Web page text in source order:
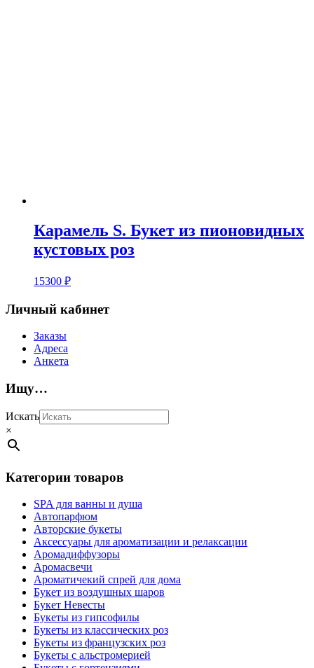
Карамель S. Букет из пионовидных
кустовых роз
15300 ₽
Личный кабинет
Заказы
Адреса
Анкета
Ищу…
Искать
×
Категории товаров
SPA для ванны и душа
Автопарфюм
Авторские букеты
Аксессуары для ароматизации и релаксации
Аромадиффузоры
Аромасвечи
Ароматичекий спрей для дома
Букет из воздушных шаров
Букет Невесты
Букеты из гипсофилы
Букеты из классических роз
Букеты из французских роз
Букеты с альстромерией